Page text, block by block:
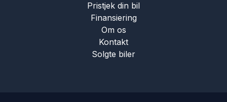
Pristjek din bil
Finansiering
Om os
Kontakt
Solgte biler